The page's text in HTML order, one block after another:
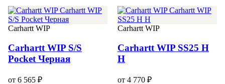
Carhartt WIP
Carhartt WIP S/S
Pocket Черная
от 6 565 ₽
Carhartt WIP
Carhartt WIP SS25 H
H
от 4 770 ₽